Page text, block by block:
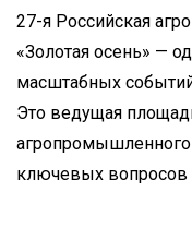
27-я Российская
«Золотая осень» —
масштабных событий
Это ведущая
ключевых вопросов